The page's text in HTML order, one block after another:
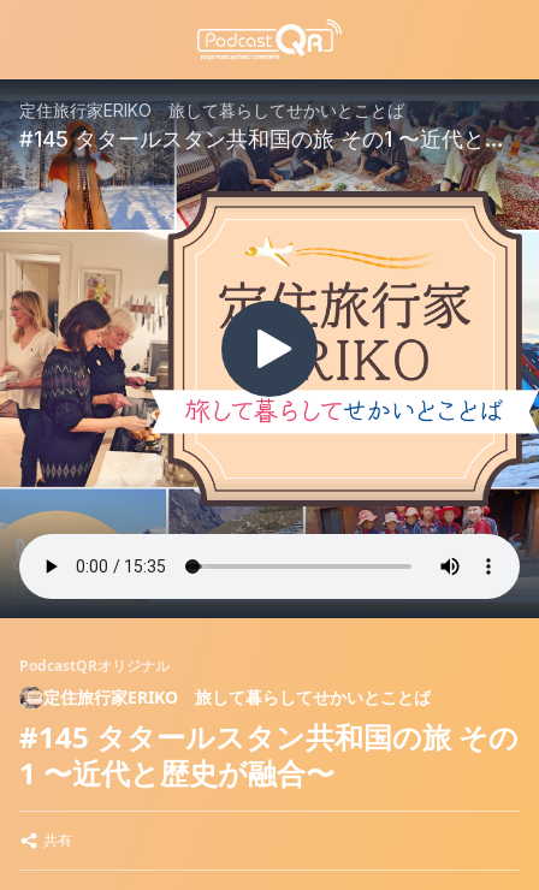
PodcastQRオリジナル
定住旅行家ERIKO 旅して暮らしてせかいとことば
#145 タタールスタン共和国の旅 その
1 〜近代と歴史が融合〜
共有